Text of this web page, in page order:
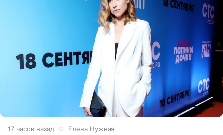
17 часов назад Елена Нужная